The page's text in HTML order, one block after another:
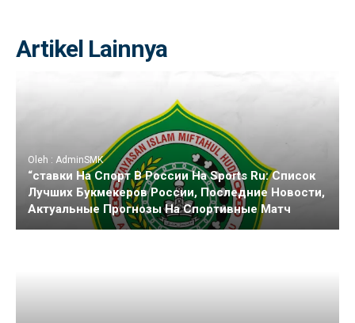
Artikel Lainnya
Oleh : AdminSMK
“ставки На Спорт В России На Sports Ru: Список
Лучших Букмекеров России, Последние Новости,
Актуальные Прогнозы На Спортивные Матч